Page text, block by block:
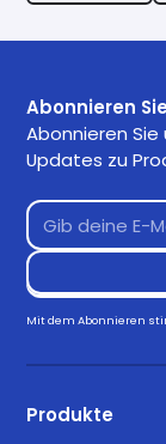
Abonnieren
Abonnieren
Updates zu
Mit dem Abonnieren
Produkte